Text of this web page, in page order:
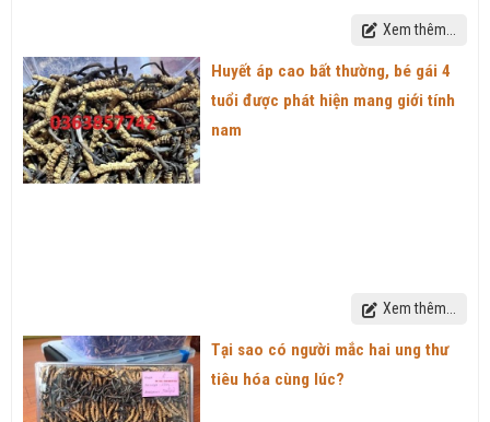
Xem thêm...
Huyết áp cao bất thường, bé gái 4
tuổi được phát hiện mang giới tính
nam
Xem thêm...
Tại sao có người mắc hai ung thư
tiêu hóa cùng lúc?